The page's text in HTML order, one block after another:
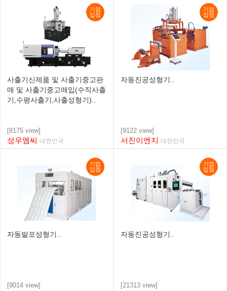
기업
입점
사출기신제품 및 사출기중고판
매 및 사출기중고매입(수직사출
기,수평사출기,사출성형기)..
[8175 view]
성우엠씨 대한민국
기업
입점
자동진공성형기..
[9122 view]
서진이엔지 대한민국
기업
입점
자동발포성형기..
[9014 view]
기업
입점
자동진공성형기..
[21313 view]